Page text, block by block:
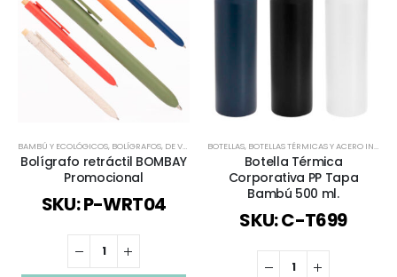
BAMBÚ Y ECOLÓGICOS, BOLÍGRAFOS, DE VUELTA AL COLEGIO ,ECOLÓGICOS Y SUSTENTABLES,
Bolígrafo retráctil BOMBAY
Promocional
SKU: P-WRT04
BOTELLAS, BOTELLAS TÉRMICAS Y ACERO INOX
Botella Térmica
Corporativa PP Tapa
Bambú 500 ml.
SKU: C-T699